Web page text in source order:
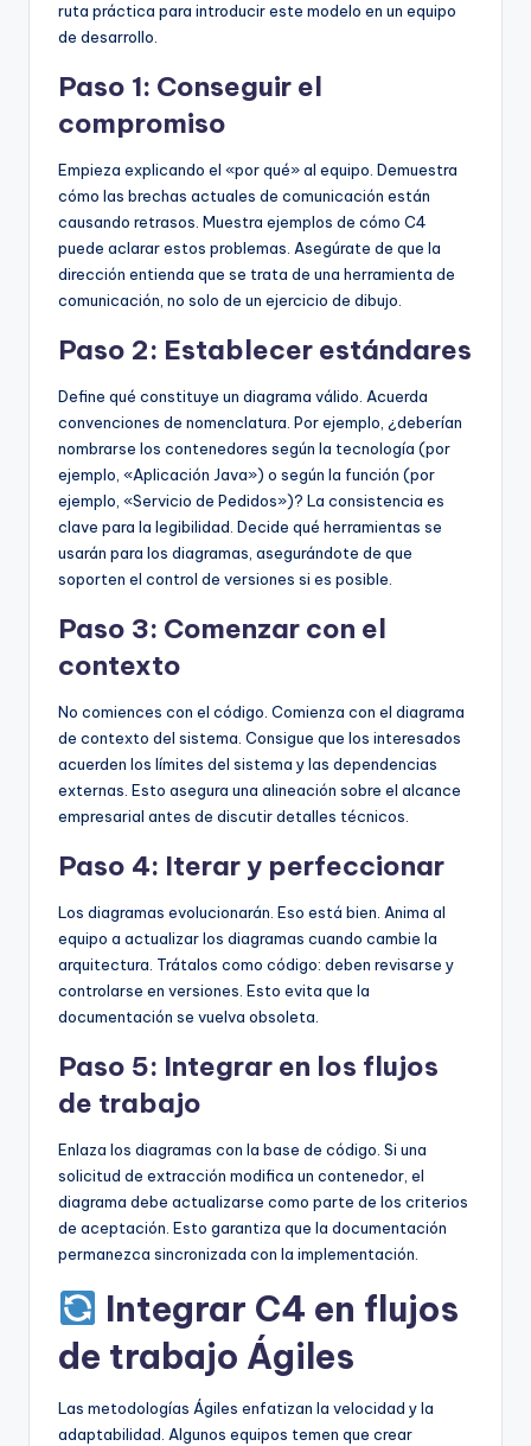
ruta práctica para introducir este modelo en un equipo
de desarrollo.
Paso 1: Conseguir el
compromiso
Empieza explicando el «por qué» al equipo. Demuestra
cómo las brechas actuales de comunicación están
causando retrasos. Muestra ejemplos de cómo C4
puede aclarar estos problemas. Asegúrate de que la
dirección entienda que se trata de una herramienta de
comunicación, no solo de un ejercicio de dibujo.
Paso 2: Establecer estándares
Define qué constituye un diagrama válido. Acuerda
convenciones de nomenclatura. Por ejemplo, ¿deberían
nombrarse los contenedores según la tecnología (por
ejemplo, «Aplicación Java») o según la función (por
ejemplo, «Servicio de Pedidos»)? La consistencia es
clave para la legibilidad. Decide qué herramientas se
usarán para los diagramas, asegurándote de que
soporten el control de versiones si es posible.
Paso 3: Comenzar con el
contexto
No comiences con el código. Comienza con el diagrama
de contexto del sistema. Consigue que los interesados
acuerden los límites del sistema y las dependencias
externas. Esto asegura una alineación sobre el alcance
empresarial antes de discutir detalles técnicos.
Paso 4: Iterar y perfeccionar
Los diagramas evolucionarán. Eso está bien. Anima al
equipo a actualizar los diagramas cuando cambie la
arquitectura. Trátalos como código: deben revisarse y
controlarse en versiones. Esto evita que la
documentación se vuelva obsoleta.
Paso 5: Integrar en los flujos
de trabajo
Enlaza los diagramas con la base de código. Si una
solicitud de extracción modifica un contenedor, el
diagrama debe actualizarse como parte de los criterios
de aceptación. Esto garantiza que la documentación
permanezca sincronizada con la implementación.
Integrar C4 en flujos
de trabajo Ágiles
Las metodologías Ágiles enfatizan la velocidad y la
adaptabilidad. Algunos equipos temen que crear